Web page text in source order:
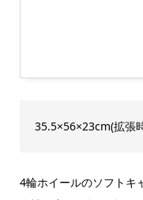
35.5×56×23cm(拡張
4輪ホイールのソフトキ